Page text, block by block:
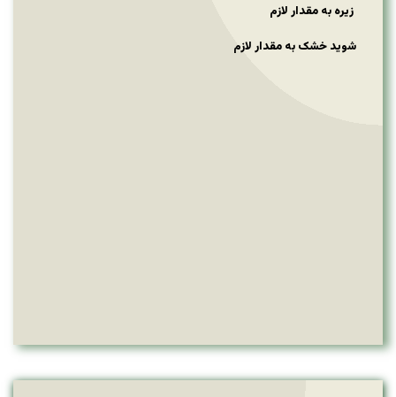
زیره به مقدار لازم
شوید خشک به مقدار لازم